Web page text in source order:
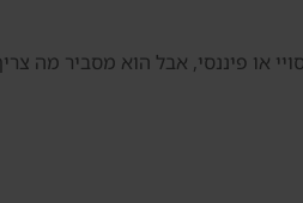
או פיננסי, אבל הוא מסביר מה